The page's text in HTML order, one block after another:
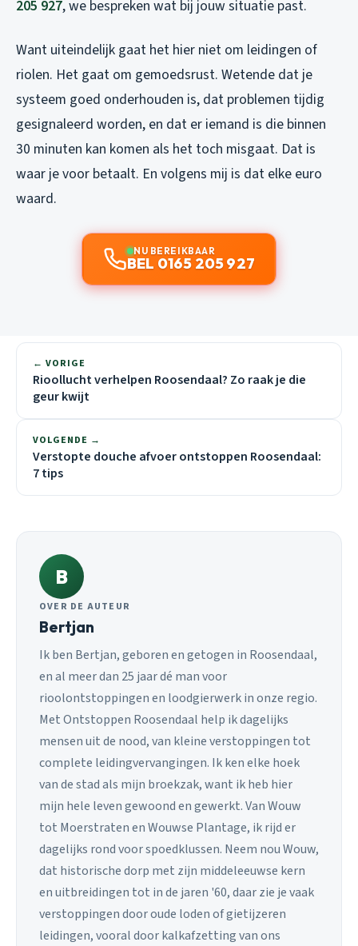
205 927, we bespreken wat bij jouw situatie past.
Want uiteindelijk gaat het hier niet om leidingen of
riolen. Het gaat om gemoedsrust. Wetende dat je
systeem goed onderhouden is, dat problemen tijdig
gesignaleerd worden, en dat er iemand is die binnen
30 minuten kan komen als het toch misgaat. Dat is
waar je voor betaalt. En volgens mij is dat elke euro
waard.
NU BEREIKBAAR
BEL 0165 205 927
← VORIGE
Rioollucht verhelpen Roosendaal? Zo raak je die
geur kwijt
VOLGENDE →
Verstopte douche afvoer ontstoppen Roosendaal:
7 tips
B
OVER DE AUTEUR
Bertjan
Ik ben Bertjan, geboren en getogen in Roosendaal,
en al meer dan 25 jaar dé man voor
rioolontstoppingen en loodgierwerk in onze regio.
Met Ontstoppen Roosendaal help ik dagelijks
mensen uit de nood, van kleine verstoppingen tot
complete leidingvervangingen. Ik ken elke hoek
van de stad als mijn broekzak, want ik heb hier
mijn hele leven gewoond en gewerkt. Van Wouw
tot Moerstraten en Wouwse Plantage, ik rijd er
dagelijks rond voor spoedklussen. Neem nou Wouw,
dat historische dorp met zijn middeleeuwse kern
en uitbreidingen tot in de jaren '60, daar zie je vaak
verstoppingen door oude loden of gietijzeren
leidingen, vooral door kalkafzetting van ons